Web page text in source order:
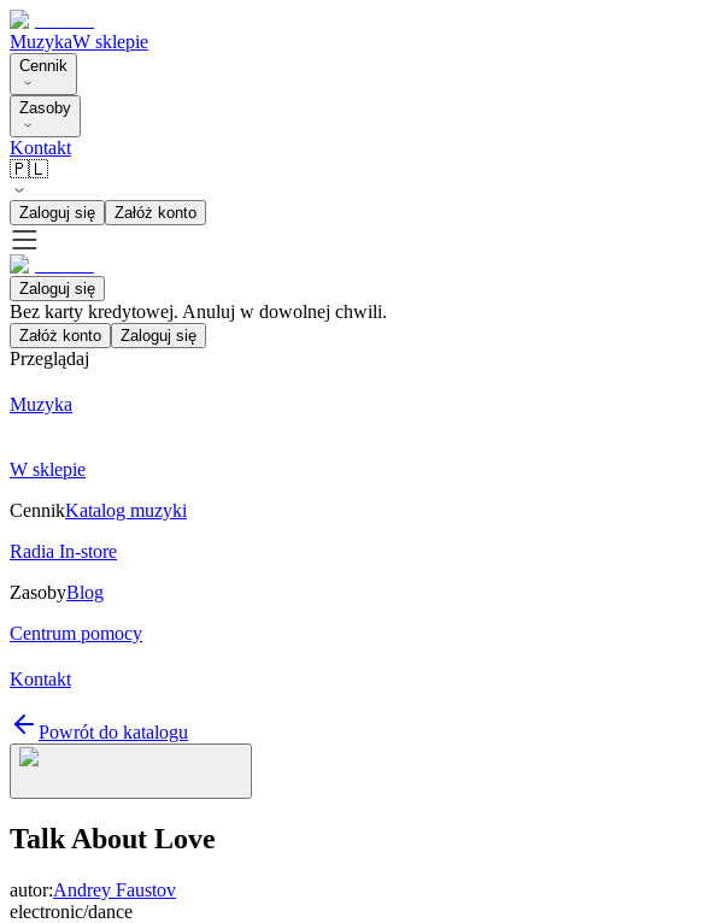
MuzykaW sklepie
Cennik
Zasoby
Kontakt
🇵🇱
Zaloguj się Załóż konto
Zaloguj się
Bez karty kredytowej. Anuluj w dowolnej chwili.
Załóż konto Zaloguj się
Przeglądaj
Muzyka
W sklepie
CennikKatalog muzyki
Radia In-store
ZasobyBlog
Centrum pomocy
Kontakt
Powrót do katalogu
Talk About Love
autor:Andrey Faustov
electronic/dance